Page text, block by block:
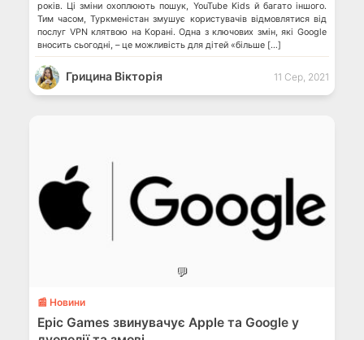
років. Ці зміни охоплюють пошук, YouTube Kids й багато іншого.
Тим часом, Туркменістан змушує користувачів відмовлятися від
послуг VPN клятвою на Корані. Одна з ключових змін, які Google
вносить сьогодні, – це можливість для дітей «більше […]
Грицина Вікторія 11 Сер, 2021
💬
📰 Новини
Epic Games звинувачує Apple та Google у